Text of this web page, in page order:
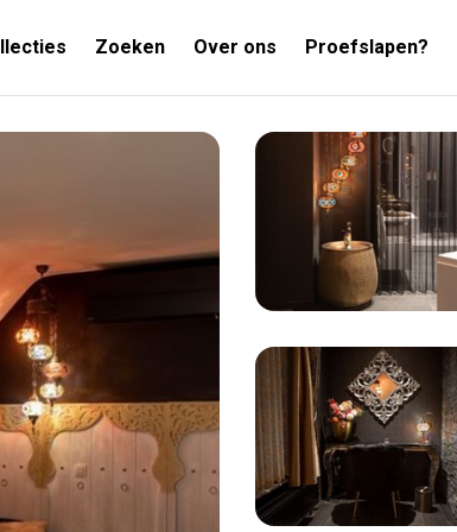
Zoeken Over ons Proefslapen?